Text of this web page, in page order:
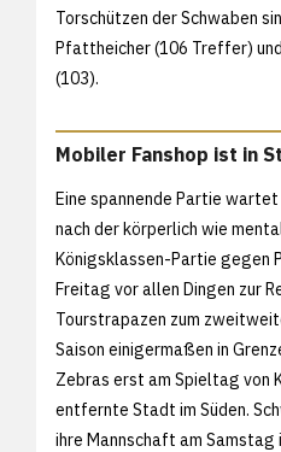
Torschützen der Schwaben
Pfattheicher (106 Treffer)
(103).
Mobiler Fanshop ist in
Eine spannende Partie
nach der körperlich wie
Königsklassen-Partie gegen
Freitag vor allen Dingen zur
Tourstrapazen zum
Saison einigermaßen in
Zebras erst am Spieltag von
entfernte Stadt im Süden.
ihre Mannschaft am Samstag